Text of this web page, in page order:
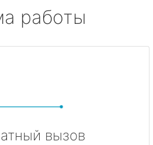
работы
вызов